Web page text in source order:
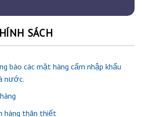
SÁCH
báo các mặt hàng cấm nhập khẩu
nước.
hàng thân thiết